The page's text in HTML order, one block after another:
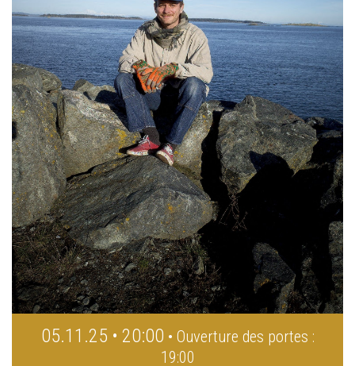
05.11.25 • 20:00 • Ouverture des portes :
19:00